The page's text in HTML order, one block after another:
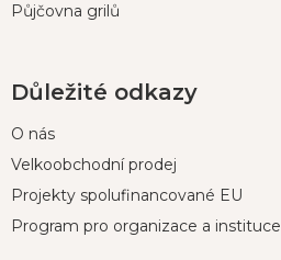
Půjčovna grilů
Důležité odkazy
O nás
Velkoobchodní prodej
Projekty spolufinancované EU
Program pro organizace a instituce